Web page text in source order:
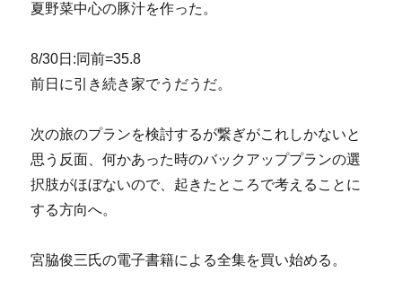
夏野菜中心の豚汁を作った。
8/30日:同前=35.8
前日に引き続き家でうだうだ。
次の旅のプランを検討するが繋ぎがこれしかないと
思う反面、何かあった時のバックアッププランの選
択肢がほぼないので、起きたところで考えることに
する方向へ。
宮脇俊三氏の電子書籍による全集を買い始める。